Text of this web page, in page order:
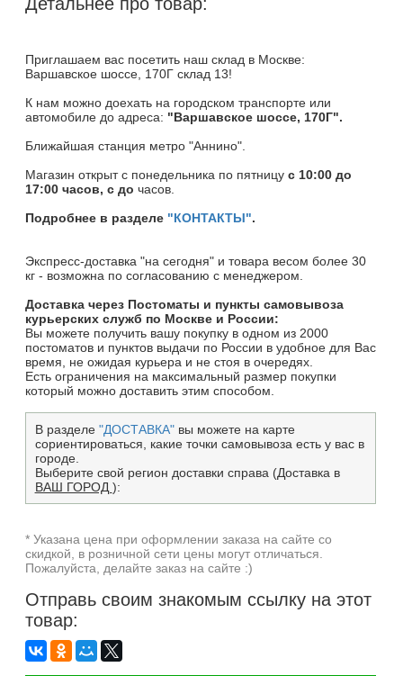
Приглашаем вас посетить наш склад в Москве:
Варшавское шоссе, 170Г склад 13!
К нам можно доехать на городском транспорте или
автомобиле до адреса: "Варшавское шоссе, 170Г".
Ближайшая станция метро "Аннино".
Магазин открыт c понедельника по пятницу с 10:00 до
17:00 часов, с до часов.
Подробнее в разделе "КОНТАКТЫ".
Экспресс-доставка "на сегодня" и товара весом более 30
кг - возможна по согласованию с менеджером.
Доставка через Постоматы и пункты самовывоза
курьерских служб по Москве и России:
Вы можете получить вашу покупку в одном из 2000
постоматов и пунктов выдачи по России в удобное для Вас
время, не ожидая курьера и не стоя в очередях.
Есть ограничения на максимальный размер покупки
который можно доставить этим способом.
В разделе "ДОСТАВКА"вы можете на карте
сориентироваться, какие точки самовывоза есть у вас в
городе.
Выберите свой регион доставки справа (Доставка в
ВАШ ГОРОД ):
* Указана цена при оформлении заказа на сайте со
скидкой, в розничной сети цены могут отличаться.
Пожалуйста, делайте заказ на сайте :)
Отправь своим знакомым ссылку на этот
товар: